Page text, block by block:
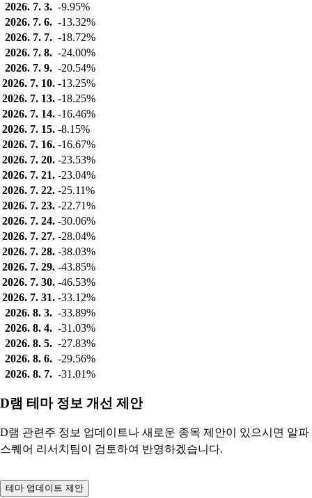
2026. 7. 3. -9.95%
2026. 7. 6. -13.32%
2026. 7. 7. -18.72%
2026. 7. 8. -24.00%
2026. 7. 9. -20.54%
2026. 7. 10. -13.25%
2026. 7. 13. -18.25%
2026. 7. 14. -16.46%
2026. 7. 15. -8.15%
2026. 7. 16. -16.67%
2026. 7. 20. -23.53%
2026. 7. 21. -23.04%
2026. 7. 22. -25.11%
2026. 7. 23. -22.71%
2026. 7. 24. -30.06%
2026. 7. 27. -28.04%
2026. 7. 28. -38.03%
2026. 7. 29. -43.85%
2026. 7. 30. -46.53%
2026. 7. 31. -33.12%
2026. 8. 3. -33.89%
2026. 8. 4. -31.03%
2026. 8. 5. -27.83%
2026. 8. 6. -29.56%
2026. 8. 7. -31.01%
D램 테마 정보 개선 제안
D램 관련주 정보 업데이트나 새로운 종목 제안이 있으시면 알파
스퀘어 리서치팀이 검토하여 반영하겠습니다.
테마 업데이트 제안